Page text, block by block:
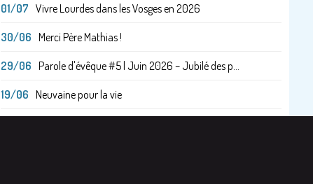
01/07 Vivre Lourdes dans les Vosges en 2026
30/06 Merci Père Mathias !
29/06 Parole d'évêque #5 | Juin 2026 – Jubilé des p...
19/06 Neuvaine pour la vie